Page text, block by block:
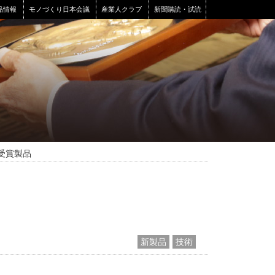
情報 モノづくり日本会議 産業人クラブ 新聞購読・試読
賞製品
新製品 技術